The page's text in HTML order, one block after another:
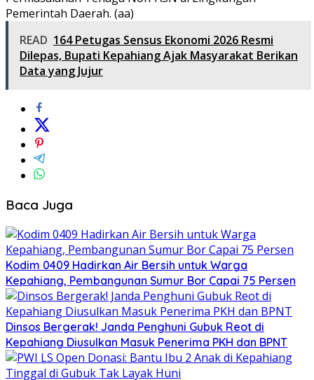
Pemerintah Daerah. (aa)
READ 164 Petugas Sensus Ekonomi 2026 Resmi
Dilepas, Bupati Kepahiang Ajak Masyarakat Berikan
Data yang Jujur
Baca Juga
Kodim 0409 Hadirkan Air Bersih untuk Warga
Kepahiang, Pembangunan Sumur Bor Capai 75 Persen
Dinsos Bergerak! Janda Penghuni Gubuk Reot di
Kepahiang Diusulkan Masuk Penerima PKH dan BPNT